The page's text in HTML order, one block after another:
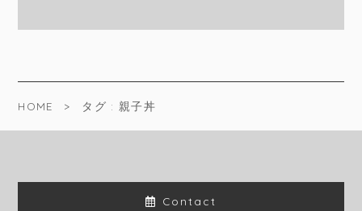
HOME タグ : 親子丼
Contact